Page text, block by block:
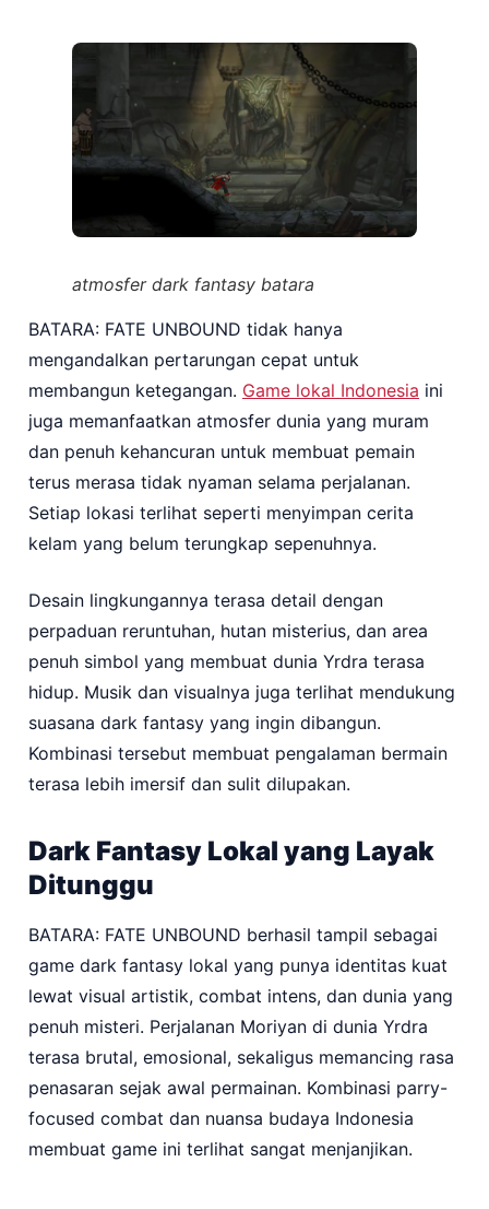
atmosfer dark fantasy batara
BATARA: FATE UNBOUND tidak hanya
mengandalkan pertarungan cepat untuk
membangun ketegangan. Game lokal Indonesia ini
juga memanfaatkan atmosfer dunia yang muram
dan penuh kehancuran untuk membuat pemain
terus merasa tidak nyaman selama perjalanan.
Setiap lokasi terlihat seperti menyimpan cerita
kelam yang belum terungkap sepenuhnya.
Desain lingkungannya terasa detail dengan
perpaduan reruntuhan, hutan misterius, dan area
penuh simbol yang membuat dunia Yrdra terasa
hidup. Musik dan visualnya juga terlihat mendukung
suasana dark fantasy yang ingin dibangun.
Kombinasi tersebut membuat pengalaman bermain
terasa lebih imersif dan sulit dilupakan.
Dark Fantasy Lokal yang Layak
Ditunggu
BATARA: FATE UNBOUND berhasil tampil sebagai
game dark fantasy lokal yang punya identitas kuat
lewat visual artistik, combat intens, dan dunia yang
penuh misteri. Perjalanan Moriyan di dunia Yrdra
terasa brutal, emosional, sekaligus memancing rasa
penasaran sejak awal permainan. Kombinasi parry-
focused combat dan nuansa budaya Indonesia
membuat game ini terlihat sangat menjanjikan.